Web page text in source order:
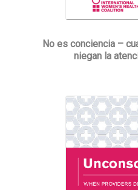
No es conciencia –
niegan la